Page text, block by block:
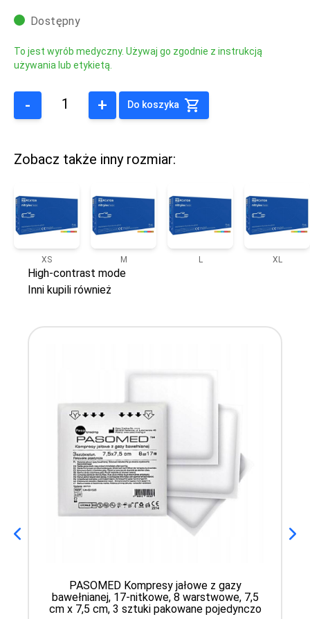
Dostępny
To jest wyrób medyczny. Używaj go zgodnie z instrukcją
używania lub etykietą.
- + Do koszyka
Zobacz także inny rozmiar:
XS M L XL
High-contrast mode
Inni kupili również
PASOMED Kompresy jałowe z gazy
bawełnianej, 17-nitkowe, 8 warstwowe, 7,5
cm x 7,5 cm, 3 sztuki pakowane pojedynczo